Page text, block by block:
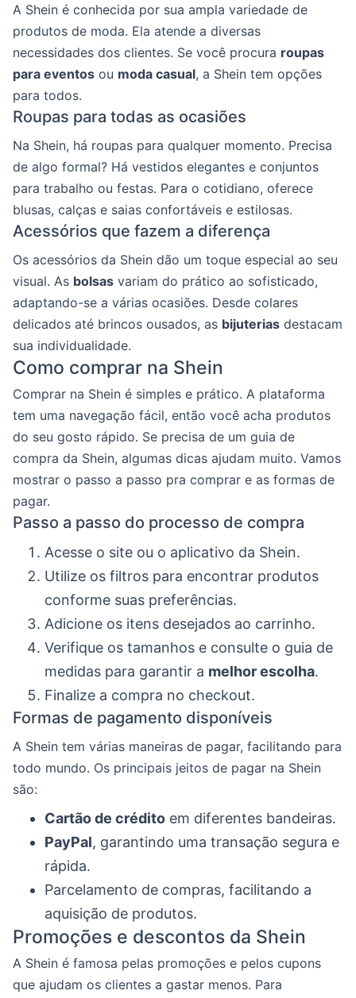
A Shein é conhecida por sua ampla variedade de
produtos de moda. Ela atende a diversas
necessidades dos clientes. Se você procura roupas
para eventos ou moda casual, a Shein tem opções
para todos.
Roupas para todas as ocasiões
Na Shein, há roupas para qualquer momento. Precisa
de algo formal? Há vestidos elegantes e conjuntos
para trabalho ou festas. Para o cotidiano, oferece
blusas, calças e saias confortáveis e estilosas.
Acessórios que fazem a diferença
Os acessórios da Shein dão um toque especial ao seu
visual. As bolsas variam do prático ao sofisticado,
adaptando-se a várias ocasiões. Desde colares
delicados até brincos ousados, as bijuterias destacam
sua individualidade.
Como comprar na Shein
Comprar na Shein é simples e prático. A plataforma
tem uma navegação fácil, então você acha produtos
do seu gosto rápido. Se precisa de um guia de
compra da Shein, algumas dicas ajudam muito. Vamos
mostrar o passo a passo pra comprar e as formas de
pagar.
Passo a passo do processo de compra
Acesse o site ou o aplicativo da Shein.
Utilize os filtros para encontrar produtos
conforme suas preferências.
Adicione os itens desejados ao carrinho.
Verifique os tamanhos e consulte o guia de
medidas para garantir a melhor escolha.
Finalize a compra no checkout.
Formas de pagamento disponíveis
A Shein tem várias maneiras de pagar, facilitando para
todo mundo. Os principais jeitos de pagar na Shein
são:
Cartão de crédito em diferentes bandeiras.
PayPal, garantindo uma transação segura e
rápida.
Parcelamento de compras, facilitando a
aquisição de produtos.
Promoções e descontos da Shein
A Shein é famosa pelas promoções e pelos cupons
que ajudam os clientes a gastar menos. Para